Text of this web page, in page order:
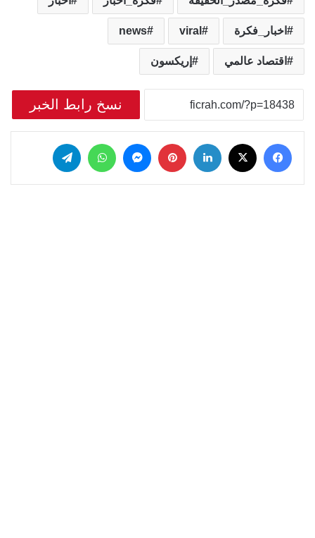
اخبار_فكرة viral
news
اقتصاد عالمي إريكسون
نسخ رابط الخبر
فيسبوك لينكدإن بينتيريست
ماسنجر واتساب